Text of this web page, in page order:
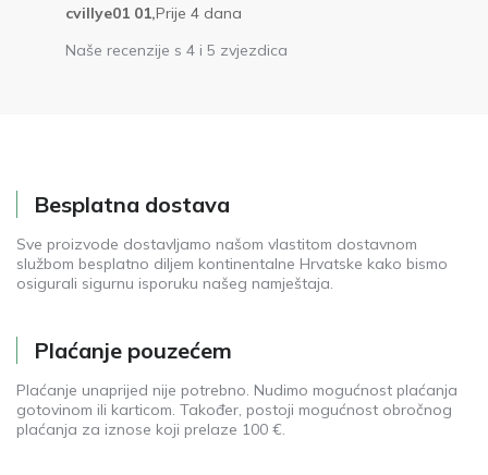
cvillye01 01,Prije 4 dana
Naše recenzije s 4 i 5 zvjezdica
Besplatna dostava
Sve proizvode dostavljamo našom vlastitom dostavnom
službom besplatno diljem kontinentalne Hrvatske kako bismo
osigurali sigurnu isporuku našeg namještaja.
Plaćanje pouzećem
Plaćanje unaprijed nije potrebno. Nudimo mogućnost plaćanja
gotovinom ili karticom. Također, postoji mogućnost obročnog
plaćanja za iznose koji prelaze 100 €.